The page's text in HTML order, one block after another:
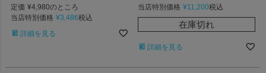
定価 ¥4,980のところ
当店特別価格 ¥3,486税込
詳細を見る
当店特別価格 ¥11,200税込
在庫切れ
詳細を見る